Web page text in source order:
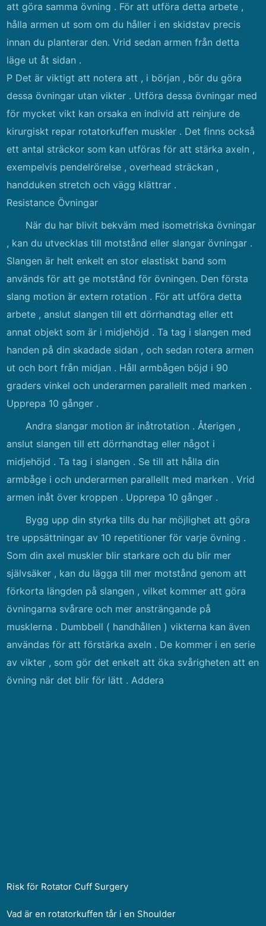
att göra samma övning . För att utföra detta arbete ,
hålla armen ut som om du håller i en skidstav precis
innan du planterar den. Vrid sedan armen från detta
läge ut åt sidan .
P Det är viktigt att notera att , i början , bör du göra
dessa övningar utan vikter . Utföra dessa övningar med
för mycket vikt kan orsaka en individ att reinjure de
kirurgiskt repar rotatorkuffen muskler . Det finns också
ett antal sträckor som kan utföras för att stärka axeln ,
exempelvis pendelrörelse , overhead sträckan ,
handduken stretch och vägg klättrar .
Resistance Övningar
När du har blivit bekväm med isometriska övningar
, kan du utvecklas till motstånd eller slangar övningar .
Slangen är helt enkelt en stor elastiskt band som
används för att ge motstånd för övningen. Den första
slang motion är extern rotation . För att utföra detta
arbete , anslut slangen till ett dörrhandtag eller ett
annat objekt som är i midjehöjd . Ta tag i slangen med
handen på din skadade sidan , och sedan rotera armen
ut och bort från midjan . Håll armbågen böjd i 90
graders vinkel och underarmen parallellt med marken .
Upprepa 10 gånger .
Andra slangar motion är inåtrotation . Återigen ,
anslut slangen till ett dörrhandtag eller något i
midjehöjd . Ta tag i slangen . Se till att hålla din
armbåge i och underarmen parallellt med marken . Vrid
armen inåt över kroppen . Upprepa 10 gånger .
Bygg upp din styrka tills du har möjlighet att göra
tre uppsättningar av 10 repetitioner för varje övning .
Som din axel muskler blir starkare och du blir mer
självsäker , kan du lägga till mer motstånd genom att
förkorta längden på slangen , vilket kommer att göra
övningarna svårare och mer ansträngande på
musklerna . Dumbbell ( handhållen ) vikterna kan även
användas för att förstärka axeln . De kommer i en serie
av vikter , som gör det enkelt att öka svårigheten att en
övning när det blir för lätt . Addera
Risk för Rotator Cuff Surgery
Vad är en rotatorkuffen tår i en Shoulder